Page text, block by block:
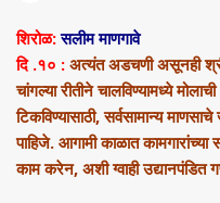
शिरोळ: सलीम माणगावे
दि .१० : अत्यंत अडचणी असूनही
चांगल्या रीतीने चालविण्यामध्ये
टिकविण्यासाठी, सर्वसामान्य
पाहिजे. आगामी काळात कामगारांच्या
काम करेन, अशी ग्वाही उद्यानपंडित